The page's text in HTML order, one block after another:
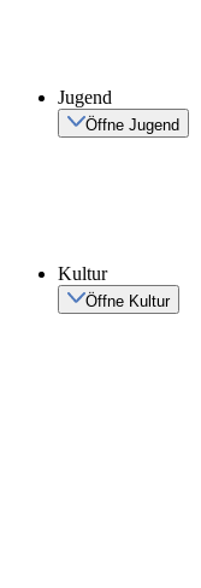
Jugend
Öffne Jugend
Kultur
Öffne Kultur